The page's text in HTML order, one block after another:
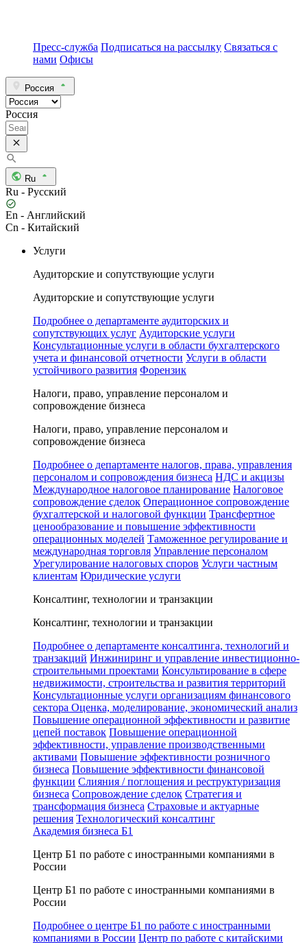
Пресс-служба Подписаться на рассылку Связаться с
нами Офисы
Россия
Россия
Ru
Ru - Русский
En - Английский
Cn - Китайский
Услуги
Аудиторские и сопутствующие услуги
Аудиторские и сопутствующие услуги
Подробнее о департаменте аудиторских и
сопутствующих услуг Аудиторские услуги
Консультационные услуги в области бухгалтерского
учета и финансовой отчетности Услуги в области
устойчивого развития Форензик
Налоги, право, управление персоналом и
сопровождение бизнеса
Налоги, право, управление персоналом и
сопровождение бизнеса
Подробнее о департаменте налогов, права, управления
персоналом и сопровождения бизнеса НДС и акцизы
Международное налоговое планирование Налоговое
сопровождение сделок Операционное сопровождение
бухгалтерской и налоговой функции Трансфертное
ценообразование и повышение эффективности
операционных моделей Таможенное регулирование и
международная торговля Управление персоналом
Урегулирование налоговых споров Услуги частным
клиентам Юридические услуги
Консалтинг, технологии и транзакции
Консалтинг, технологии и транзакции
Подробнее о департаменте консалтинга, технологий и
транзакций Инжиниринг и управление инвестиционно-
строительными проектами Консультирование в сфере
недвижимости, строительства и развития территорий
Консультационные услуги организациям финансового
сектора Оценка, моделирование, экономический анализ
Повышение операционной эффективности и развитие
цепей поставок Повышение операционной
эффективности, управление производственными
активами Повышение эффективности розничного
бизнеса Повышение эффективности финансовой
функции Слияния / поглощения и реструктуризация
бизнеса Сопровождение сделок Стратегия и
трансформация бизнеса Страховые и актуарные
решения Технологический консалтинг
Академия бизнеса Б1
Центр Б1 по работе с иностранными компаниями в
России
Центр Б1 по работе с иностранными компаниями в
России
Подробнее о центре Б1 по работе с иностранными
компаниями в России Центр по работе с китайскими